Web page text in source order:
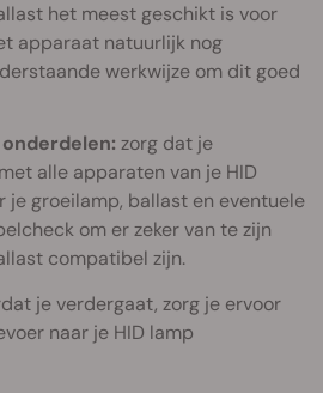
het meest geschikt is voor
apparaat natuurlijk nog
werkwijze om dit goed
zorg dat je
alle apparaten van je HID
je groeilamp, ballast en eventuele
om er zeker van te zijn
compatibel zijn.
je verdergaat, zorg je ervoor
naar je HID lamp